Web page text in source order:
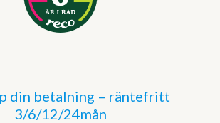
din betalning – räntefritt
3/6/12/24mån